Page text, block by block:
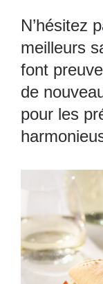
N’hésitez
meilleurs
font
de
pour les